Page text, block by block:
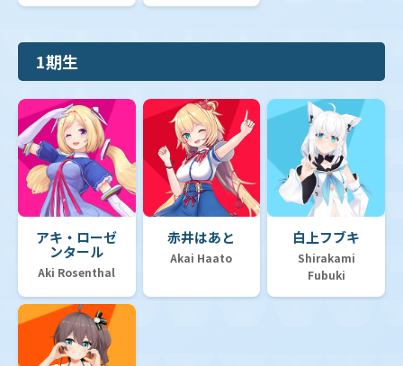
【hSD16】ライブスタートデッキ「さくらみこ」
【hSD14】ライブスタートデッキ「白上フブキ」
【hSD13】スタートデッキ 推し Justice
【hSD12】スタートデッキ 推し Advent
1期生
アキ・ローゼ
ンタール
Aki Rosenthal
赤井はあと
Akai Haato
白上フブキ
Shirakami
Fubuki